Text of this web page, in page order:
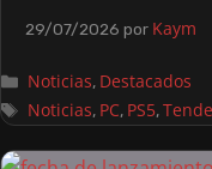
29/07/2026 por Kaym
Noticias, Destacados
Noticias, PC, PS5,